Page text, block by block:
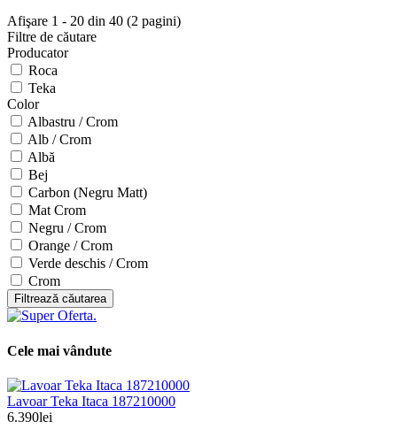
Afişare 1 - 20 din 40 (2 pagini)
Filtre de căutare
Producator
Roca
Teka
Color
Albastru / Crom
Alb / Crom
Albă
Bej
Carbon (Negru Matt)
Mat Crom
Negru / Crom
Orange / Crom
Verde deschis / Crom
Crom
Filtrează căutarea
Cele mai vândute
Lavoar Teka Itaca 187210000
6.390lei